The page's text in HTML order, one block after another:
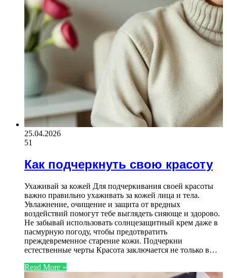
25.04.2026
51
Как подчеркнуть свою красоту
Ухаживай за кожей Для подчеркивания своей красоты
важно правильно ухаживать за кожей лица и тела.
Увлажнение, очищение и защита от вредных
воздействий помогут тебе выглядеть сияюще и здорово.
Не забывай использовать солнцезащитный крем даже в
пасмурную погоду, чтобы предотвратить
преждевременное старение кожи. Подчеркни
естественные черты Красота заключается не только в…
Read More »